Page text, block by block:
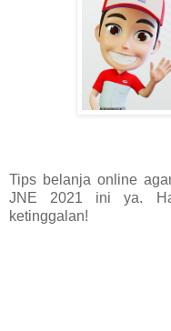
Tips belanja online
JNE 2021 ini ya.
ketinggalan!